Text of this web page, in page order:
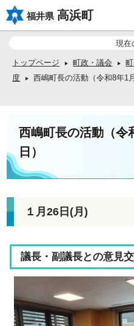
福井県 高浜町
現在
トップページ 町政・議会
度
西嶋町長の活動（令和8年1
西嶋町長の活動（令
日）
１月26日(月)
議長・副議長との意見